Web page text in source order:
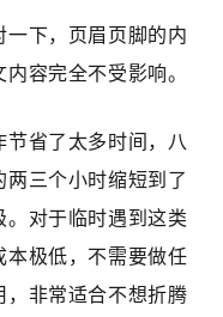
下，页眉页脚的内
容完全不受影响。
省了太多时间，八
三个小时缩短到了
对于临时遇到这类
本极低，不需要做任
非常适合不想折腾